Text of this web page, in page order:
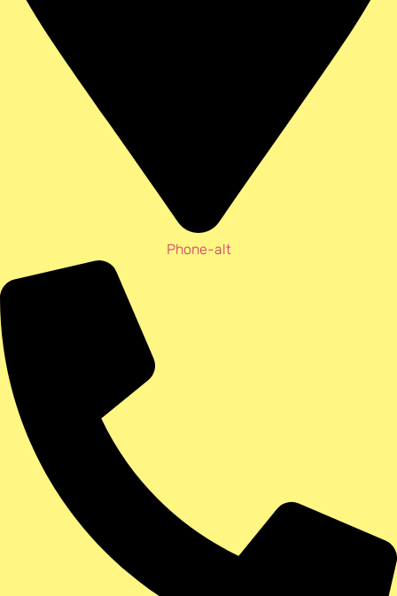
Phone-alt